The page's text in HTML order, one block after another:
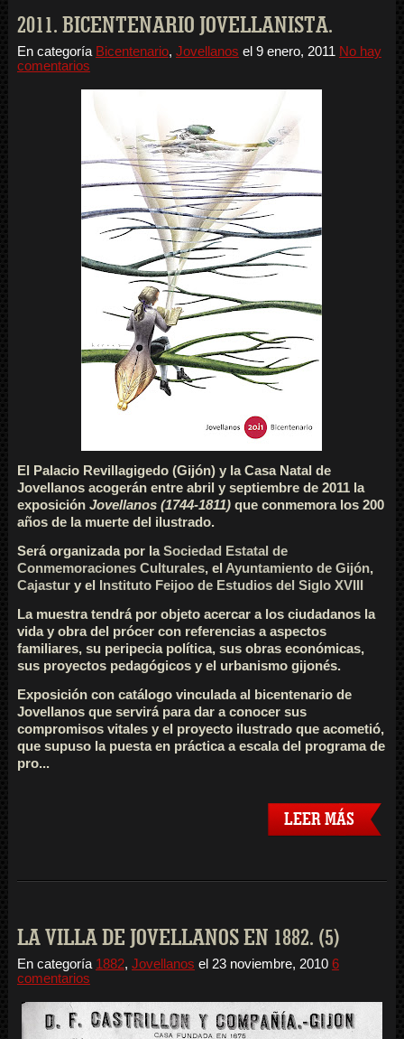
2011. BICENTENARIO JOVELLANISTA.
En categoría Bicentenario, Jovellanos el 9 enero, 2011 No hay
comentarios
El Palacio Revillagigedo (Gijón) y la Casa Natal de
Jovellanos acogerán entre abril y septiembre de 2011 la
exposición Jovellanos (1744-1811)que conmemora los 200
años de la muerte del ilustrado.
Será organizada por laSociedad Estatal de
Conmemoraciones Culturales, el Ayuntamiento de Gijón,
Cajastury el
Instituto Feijoo de Estudios del Siglo XVIII
La muestra tendrá por objeto acercar a los ciudadanos la
vida y obra del prócer con referencias a aspectos
familiares, su peripecia política, sus obras económicas,
sus proyectos pedagógicos y el urbanismo gijonés.
Exposición con catálogo vinculada al bicentenario de
Jovellanos que servirá para dar a conocer sus
compromisos vitales y el proyecto ilustrado que acometió,
que supuso la puesta en práctica a escala del programa de
pro...
LEER MÁS
LA VILLA DE JOVELLANOS EN 1882. (5)
En categoría 1882, Jovellanos el 23 noviembre, 2010 6
comentarios